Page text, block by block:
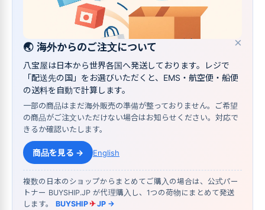
×
🌏 海外からのご注文について
八宝屋は日本から世界各国へ発送しております。レジで
「配送先の国」をお選びいただくと、EMS・航空便・船便
の送料を自動で計算します。
一部の商品はまだ海外販売の準備が整っておりません。ご希望
の商品がご注文いただけない場合はお知らせください。対応で
きるか確認いたします。
商品を見る → English
複数の日本のショップからまとめてご購入の場合は、公式パー
トナー BUYSHIP.JP が代理購入し、1つの荷物にまとめて発送
します。 BUYSHIP✈JP →